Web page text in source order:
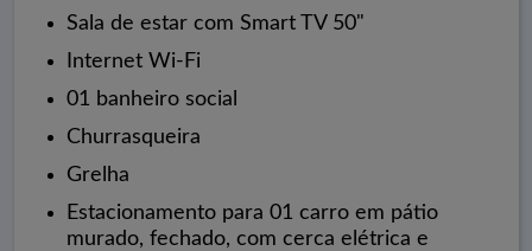
Sala de estar com Smart TV 50"
Internet Wi-Fi
01 banheiro social
Churrasqueira
Grelha
Estacionamento para 01 carro em pátio
murado, fechado, com cerca elétrica e